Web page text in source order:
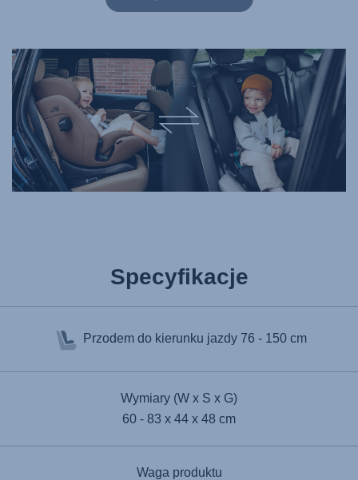
Specyfikacje
Przodem do kierunku jazdy 76 - 150 cm
Wymiary (W x S x G)
60 - 83 x 44 x 48 cm
Waga produktu